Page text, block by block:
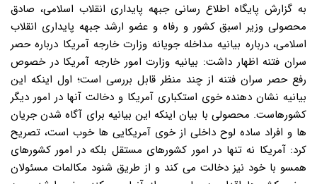
به گزارش پایگاه اطلاع رسانی جبهه پایداری انقلاب اسلامی، صادق
محصولی وزیر اسبق کشور و رفاه و عضو ارشد جبهه پایداری انقلاب
اسلامی، درباره بیانیه مداخله جویانه وزارت خارجه آمریکا درباره حصر
سران فتنه اظهار داشت: بیانیه وزارت امور خارجه آمریکا در خصوص
رفع حصر سران فتنه از چند منظر قابل بررسی است؛ اول اینکه این
بیانیه نشان دهنده خوی استکباری آمریکا و دخالت آنها در امور دیگر
کشورهاست. محصولی با بیان اینکه این بیانیه برای آگاه شدن جریان
ها و افراد ساده لوح داخلی از خوی آمریکایی ها خوب است، تصریح
کرد: آمریکا نه تنها در امور کشورهای مستقل بلکه در امور کشورهای
همسو با خود نیز دخالت می کند و از طریق شنود مکالمات مسئولان